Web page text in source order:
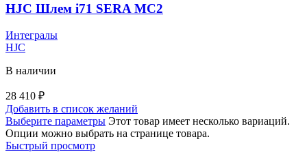
HJC Шлем i71 SERA MC2
Интегралы
HJC
В наличии
28 410 ₽
Добавить в список желаний
Выберите параметры Этот товар имеет несколько вариаций.
Опции можно выбрать на странице товара.
Быстрый просмотр